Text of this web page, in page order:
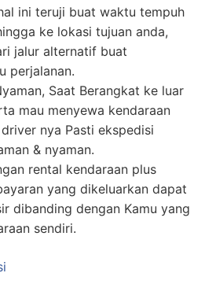
ini teruji buat waktu tempuh
ke lokasi tujuan anda,
jalur alternatif buat
perjalanan.
Saat Berangkat ke luar
mau menyewa kendaraan
nya Pasti ekspedisi
& nyaman.
rental kendaraan plus
yang dikeluarkan dapat
dibanding dengan Kamu yang
sendiri.